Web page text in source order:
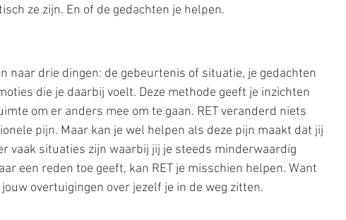
ze zijn. En of de gedachten je helpen.
naar drie dingen: de gebeurtenis of situatie, je gedachten
die je daarbij voelt. Deze methode geeft je inzichten
om er anders mee om te gaan. RET veranderd niets
pijn. Maar kan je wel helpen als deze pijn maakt dat jij
vaak situaties zijn waarbij jij je steeds minderwaardig
een reden toe geeft, kan RET je misschien helpen. Want
overtuigingen over jezelf je in de weg zitten.